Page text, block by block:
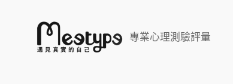
專業心理測驗評量